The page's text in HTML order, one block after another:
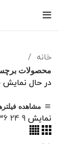
خانه
محصولات
در حال
مشاهده
نمایش 9
24